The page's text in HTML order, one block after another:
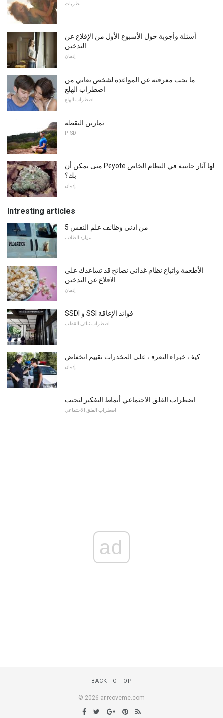
نظريات
أسئلة وأجوبة حول الأسبوع الأول من الإقلاع عن
التدخين
إدمان
ما يجب معرفته عن المواعدة لشخص يعاني من
اضطراب الهلع
اضطراب الهلع
تمارين اليقظه
PTSD
متى يمكن أن Peyote لها آثار جانبية في النظام الخاص
بك؟
إدمان
Intresting articles
5 من ادنى وظائف علم النفس
موارد الطلاب
الأطعمة واتباع نظام غذائي نصائح قد تساعدك على
الاقلاع عن التدخين
إدمان
SSDI و SSI فوائد الإعاقة
اضطراب ثنائي القطب
كيف خبراء التعرف على المخدرات تقييم انخفاض
إدمان
اضطراب القلق الاجتماعي أنماط التفكير لتجنب
اضطراب القلق الاجتماعي
ad
BACK TO TOP
© 2026 ar.reoveme.com